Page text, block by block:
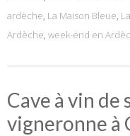
ardèche, La Maison Bleue,
Ardèche, week-end en
Cave à vin de
vigneronne à